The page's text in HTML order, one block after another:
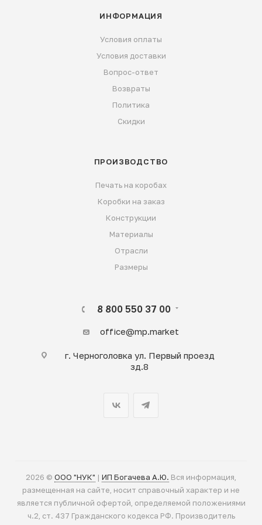
ИНФОРМАЦИЯ
Условия оплаты
Условия доставки
Вопрос-ответ
Возвраты
Политика
Скидки
ПРОИЗВОДСТВО
Печать на коробах
Коробки на заказ
Конструкции
Материалы
Отрасли
Размеры
8 800 550 37 00
office@mp.market
г. Черноголовка ул. Первый проезд
зд.8
2026 © ООО "НУК" | ИП Богачева А.Ю. Вся информация,
размещенная на сайте, носит справочный характер и не
является публичной офертой, определяемой положениями
ч.2, ст. 437 Гражданского кодекса РФ. Производитель